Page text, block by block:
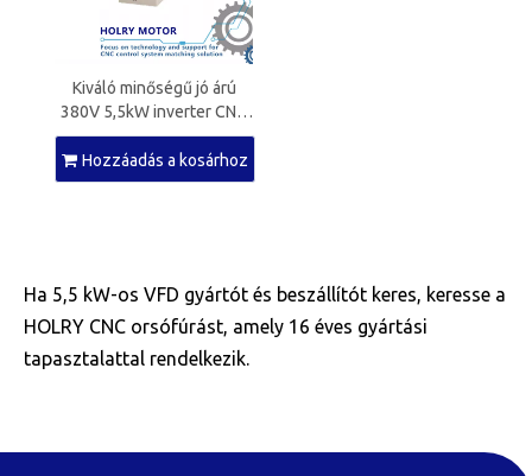
Kiváló minőségű jó árú
380V 5,5kW inverter CNC
orsós motorokhoz
Hozzáadás a kosárhoz
Ha 5,5 kW-os VFD gyártót és beszállítót keres, keresse a
HOLRY CNC orsófúrást, amely 16 éves gyártási
tapasztalattal rendelkezik.